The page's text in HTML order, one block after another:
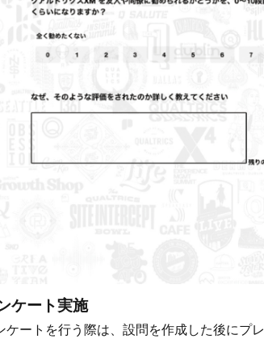
ケート実施
ケートを行う際は、設問を作成した後にプ